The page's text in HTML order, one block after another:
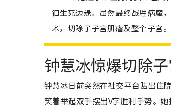
徊生死边缘。虽然最终战胜病魔
术，切除了子宫肌瘤及整个子宫
钟慧冰惊爆切除
钟慧冰日前突然在社交平台贴出住
笑着举起双手摆出V字胜利手势。